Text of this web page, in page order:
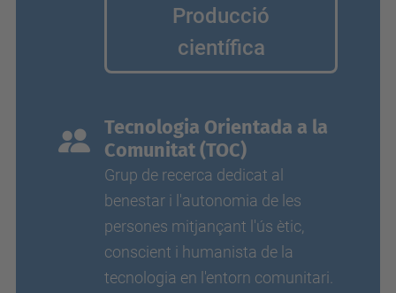
Producció
científica
Tecnologia Orientada a la
Comunitat (TOC)
Grup de recerca dedicat al
benestar i l'autonomia de les
persones mitjançant l'ús ètic,
conscient i humanista de la
tecnologia en l'entorn comunitari.